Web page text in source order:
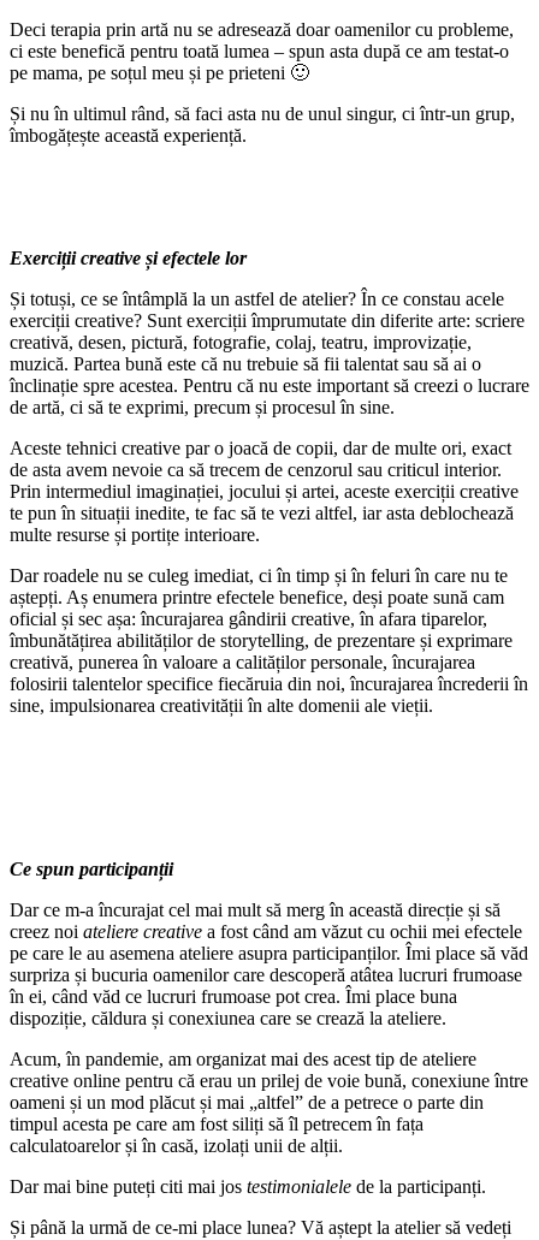
Deci terapia prin artă nu se adresează doar oamenilor cu probleme,
ci este benefică pentru toată lumea – spun asta după ce am testat-o
pe mama, pe soțul meu și pe prieteni 🙂
Și nu în ultimul rând, să faci asta nu de unul singur, ci într-un grup,
îmbogățește această experiență.
Exerciții creative și efectele lor
Și totuși, ce se întâmplă la un astfel de atelier? În ce constau acele
exerciții creative? Sunt exerciții împrumutate din diferite arte: scriere
creativă, desen, pictură, fotografie, colaj, teatru, improvizație,
muzică. Partea bună este că nu trebuie să fii talentat sau să ai o
înclinație spre acestea. Pentru că nu este important să creezi o lucrare
de artă, ci să te exprimi, precum și procesul în sine.
Aceste tehnici creative par o joacă de copii, dar de multe ori, exact
de asta avem nevoie ca să trecem de cenzorul sau criticul interior.
Prin intermediul imaginației, jocului și artei, aceste exerciții creative
te pun în situații inedite, te fac să te vezi altfel, iar asta deblochează
multe resurse și portițe interioare.
Dar roadele nu se culeg imediat, ci în timp și în feluri în care nu te
aștepți. Aș enumera printre efectele benefice, deși poate sună cam
oficial și sec așa: încurajarea gândirii creative, în afara tiparelor,
îmbunătățirea abilităților de storytelling, de prezentare și exprimare
creativă, punerea în valoare a calităților personale, încurajarea
folosirii talentelor specifice fiecăruia din noi, încurajarea încrederii în
sine, impulsionarea creativității în alte domenii ale vieții.
Ce spun participanții
Dar ce m-a încurajat cel mai mult să merg în această direcție și să
creez noi ateliere creative a fost când am văzut cu ochii mei efectele
pe care le au asemena ateliere asupra participanților. Îmi place să văd
surpriza și bucuria oamenilor care descoperă atâtea lucruri frumoase
în ei, când văd ce lucruri frumoase pot crea. Îmi place buna
dispoziție, căldura și conexiunea care se crează la ateliere.
Acum, în pandemie, am organizat mai des acest tip de ateliere
creative online pentru că erau un prilej de voie bună, conexiune între
oameni și un mod plăcut și mai „altfel” de a petrece o parte din
timpul acesta pe care am fost siliți să îl petrecem în fața
calculatoarelor și în casă, izolați unii de alții.
Dar mai bine puteți citi mai jos testimonialele de la participanți.
Și până la urmă de ce-mi place lunea? Vă aștept la atelier să vedeți